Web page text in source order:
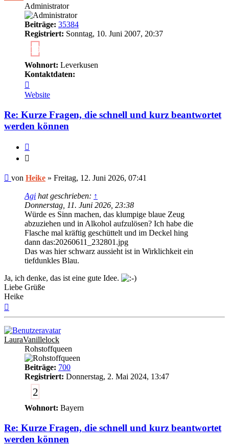
Administrator
Beiträge: 35384
Registriert: Sonntag, 10. Juni 2007, 20:37
19
Wohnort: Leverkusen
Kontaktdaten:
von
Heike
Website
Re: Kurze Fragen, die schnell und kurz beantwortet
werden können
Ungelesener
von Heike » Freitag, 12. Juni 2026, 07:41
Agi hat geschrieben: ↑
Donnerstag, 11. Juni 2026, 23:38
Würde es Sinn machen, das klumpige blaue Zeug
abzuziehen und in Alkohol aufzulösen? Ich habe die
Flasche mal kräftig geschüttelt und im Deckel hing
dann das:20260611_232801.jpg
Das was hier schwarz aussieht ist in Wirklichkeit ein
tiefdunkles Blau.
Ja, ich denke, das ist eine gute Idee.
Liebe Grüße
Heike
LauraVanillelock
Rohstoffqueen
Beiträge: 700
Registriert: Donnerstag, 2. Mai 2024, 13:47
2
Wohnort: Bayern
Re: Kurze Fragen, die schnell und kurz beantwortet
werden können